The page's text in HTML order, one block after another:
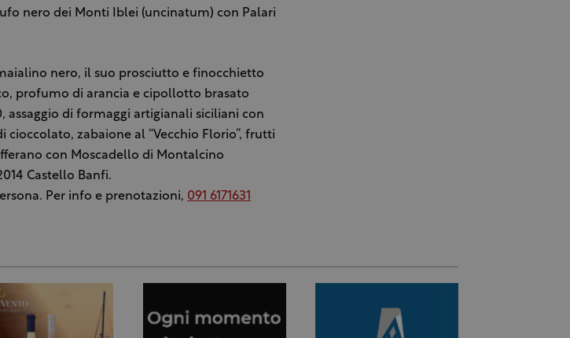
nero dei Monti Iblei (uncinatum) con Palari
nero, il suo prosciutto e finocchietto
profumo di arancia e cipollotto brasato
assaggio di formaggi artigianali siciliani con
cioccolato, zabaione al “Vecchio Florio”, frutti
con Moscadello di Montalcino
Castello Banfi.
Per info e prenotazioni, 091 6171631